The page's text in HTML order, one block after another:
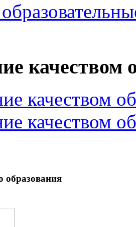
качеством
качеством
качеством
образования